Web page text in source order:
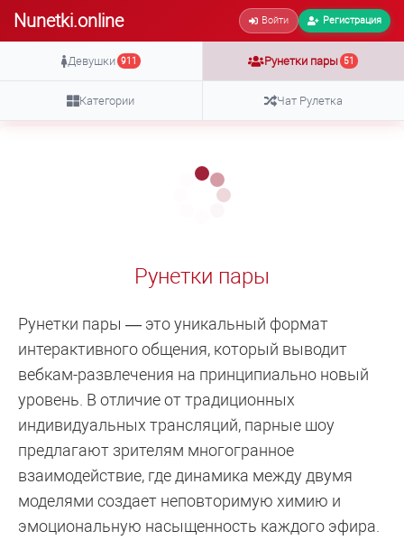
Nunetki.online Войти Регистрация
Девушки 911 Рунетки пары 51
Категории Чат Рулетка
Рунетки пары
Рунетки пары — это уникальный формат
интерактивного общения, который выводит
вебкам-развлечения на принципиально новый
уровень. В отличие от традиционных
индивидуальных трансляций, парные шоу
предлагают зрителям многогранное
взаимодействие, где динамика между двумя
моделями создает неповторимую химию и
эмоциональную насыщенность каждого эфира.